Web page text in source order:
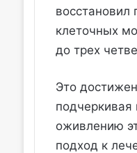
восстановил
клеточных
до трех
Это
подчеркивая
оживлению
подход к